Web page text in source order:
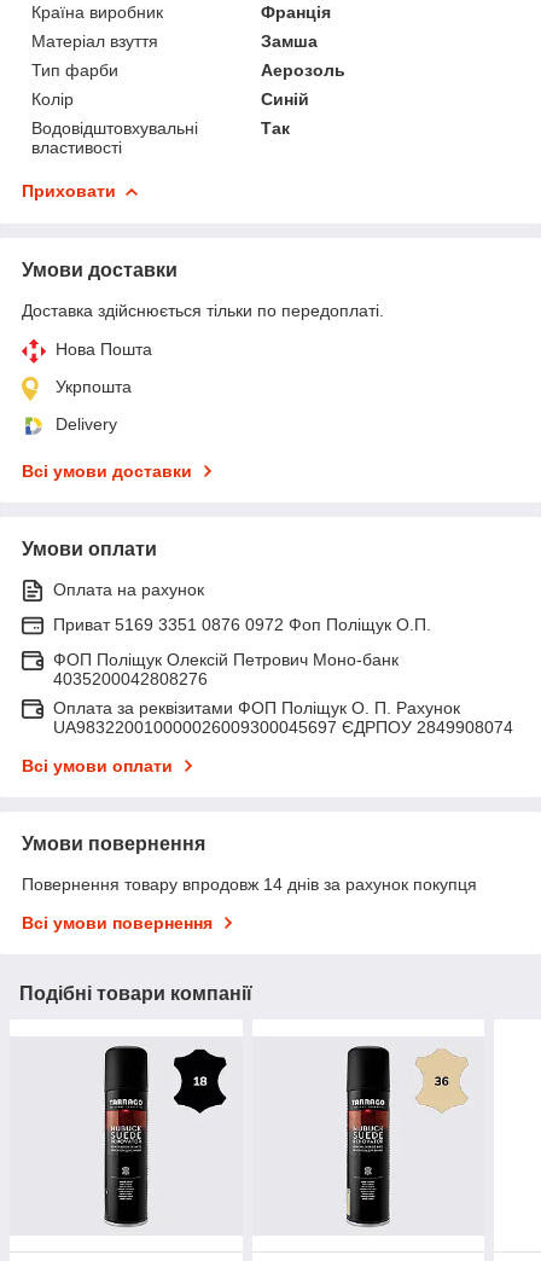
Країна виробник
Франція
Матеріал взуття
Замша
Тип фарби
Аерозоль
Колір
Синій
Водовідштовхувальні
властивості
Так
Приховати
Умови доставки
Доставка здійснюється тільки по передоплаті.
Нова Пошта
Укрпошта
Delivery
Всі умови доставки
Умови оплати
Оплата на рахунок
Приват 5169 3351 0876 0972 Фоп Поліщук О.П.
ФОП Поліщук Олексій Петрович Моно-банк
4035200042808276
Оплата за реквізитами ФОП Поліщук О. П. Рахунок
UA983220010000026009300045697 ЄДРПОУ 2849908074
Всі умови оплати
Умови повернення
Повернення товару впродовж 14 днів за рахунок покупця
Всі умови повернення
Подібні товари компанії